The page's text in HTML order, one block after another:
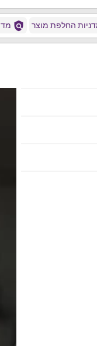
החלפת מוצר policy